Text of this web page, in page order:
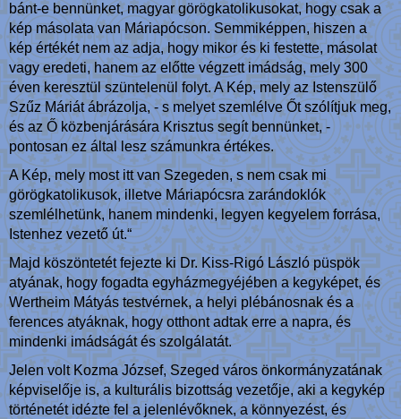
bánt-e bennünket, magyar görögkatolikusokat, hogy csak a
kép másolata van Máriapócson. Semmiképpen, hiszen a
kép értékét nem az adja, hogy mikor és ki festette, másolat
vagy eredeti, hanem az előtte végzett imádság, mely 300
éven keresztül szüntelenül folyt. A Kép, mely az Istenszülő
Szűz Máriát ábrázolja, - s melyet szemlélve Őt szólítjuk meg,
és az Ő közbenjárására Krisztus segít bennünket, -
pontosan ez által lesz számunkra értékes.
A Kép, mely most itt van Szegeden, s nem csak mi
görögkatolikusok, illetve Máriapócsra zarándoklók
szemlélhetünk, hanem mindenki, legyen kegyelem forrása,
Istenhez vezető út.“
Majd köszöntetét fejezte ki Dr. Kiss-Rigó László püspök
atyának, hogy fogadta egyházmegyéjében a kegyképet, és
Wertheim Mátyás testvérnek, a helyi plébánosnak és a
ferences atyáknak, hogy otthont adtak erre a napra, és
mindenki imádságát és szolgálatát.
Jelen volt Kozma József, Szeged város önkormányzatának
képviselője is, a kulturális bizottság vezetője, aki a kegykép
történetét idézte fel a jelenlévőknek, a könnyezést, és